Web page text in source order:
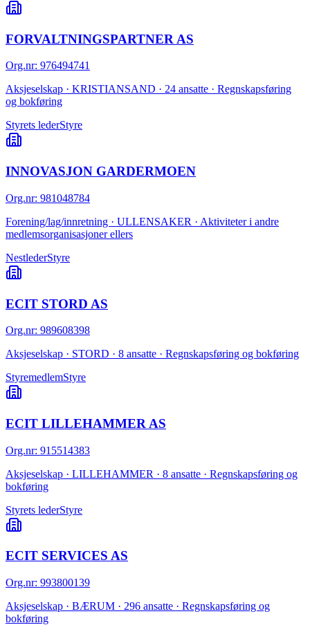
FORVALTNINGSPARTNER AS
Org.nr: 976494741
Aksjeselskap · KRISTIANSAND · 24 ansatte · Regnskapsføring
og bokføring
Styrets lederStyre
INNOVASJON GARDERMOEN
Org.nr: 981048784
Forening/lag/innretning · ULLENSAKER · Aktiviteter i andre
medlemsorganisasjoner ellers
NestlederStyre
ECIT STORD AS
Org.nr: 989608398
Aksjeselskap · STORD · 8 ansatte · Regnskapsføring og bokføring
StyremedlemStyre
ECIT LILLEHAMMER AS
Org.nr: 915514383
Aksjeselskap · LILLEHAMMER · 8 ansatte · Regnskapsføring og
bokføring
Styrets lederStyre
ECIT SERVICES AS
Org.nr: 993800139
Aksjeselskap · BÆRUM · 296 ansatte · Regnskapsføring og
bokføring